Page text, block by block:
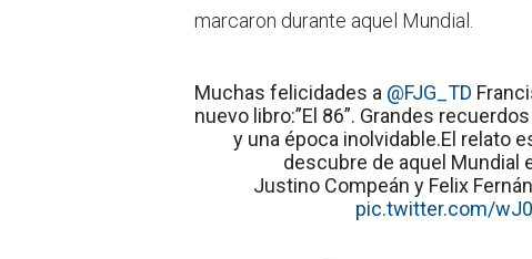
marcaron durante aquel Mundial.
Muchas felicidades a @FJG_TD
nuevo libro:”El 86”. Grandes
y una época inolvidable.El relato
descubre de aquel Mundial
Justino Compeán y Felix
pic.twitter.com/